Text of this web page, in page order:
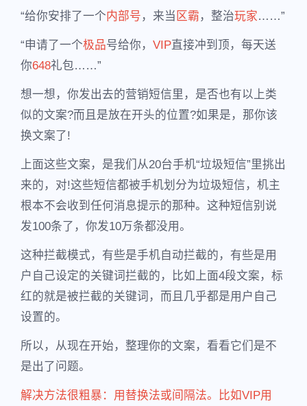
“给你安排了一个内部号 ，来当 区霸 ，整治玩家……”
“申请了一个极品号给你， VIP直接冲到顶，每天送
你648礼包……”
想一想，你发出去的营销短信里，是否也有以上类
似的文案?而且是放在开头的位置?如果是，那你该
换文案了!
上面这些文案，是我们从20台手机“垃圾短信”里挑出
来的，对!这些短信都被手机划分为垃圾短信，机主
根本不会收到任何消息提示的那种。这种短信别说
发100条了，你发10万条都没用。
这种拦截模式，有些是手机自动拦截的，有些是用
户自己设定的关键词拦截的，比如上面4段文案，标
红的就是被拦截的关键词，而且几乎都是用户自己
设置的。
所以，从现在开始，整理你的文案，看看它们是不
是出了问题。
解决方法很粗暴：用替换法或间隔法。比如VIP用